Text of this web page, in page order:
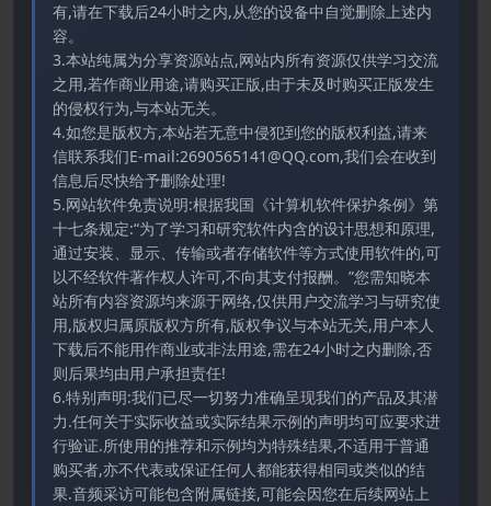
有,请在下载后24小时之内,从您的设备中自觉删除上述内
容。
3.本站纯属为分享资源站点,网站内所有资源仅供学习交流
之用,若作商业用途,请购买正版,由于未及时购买正版发生
的侵权行为,与本站无关。
4.如您是版权方,本站若无意中侵犯到您的版权利益,请来
信联系我们E-mail:2690565141@QQ.com,我们会在收到
信息后尽快给予删除处理!
5.网站软件免责说明:根据我国《计算机软件保护条例》第
十七条规定:“为了学习和研究软件内含的设计思想和原理,
通过安装、显示、传输或者存储软件等方式使用软件的,可
以不经软件著作权人许可,不向其支付报酬。”您需知晓本
站所有内容资源均来源于网络,仅供用户交流学习与研究使
用,版权归属原版权方所有,版权争议与本站无关,用户本人
下载后不能用作商业或非法用途,需在24小时之内删除,否
则后果均由用户承担责任!
6.特别声明:我们已尽一切努力准确呈现我们的产品及其潜
力.任何关于实际收益或实际结果示例的声明均可应要求进
行验证.所使用的推荐和示例均为特殊结果,不适用于普通
购买者,亦不代表或保证任何人都能获得相同或类似的结
果.音频采访可能包含附属链接,可能会因您在后续网站上